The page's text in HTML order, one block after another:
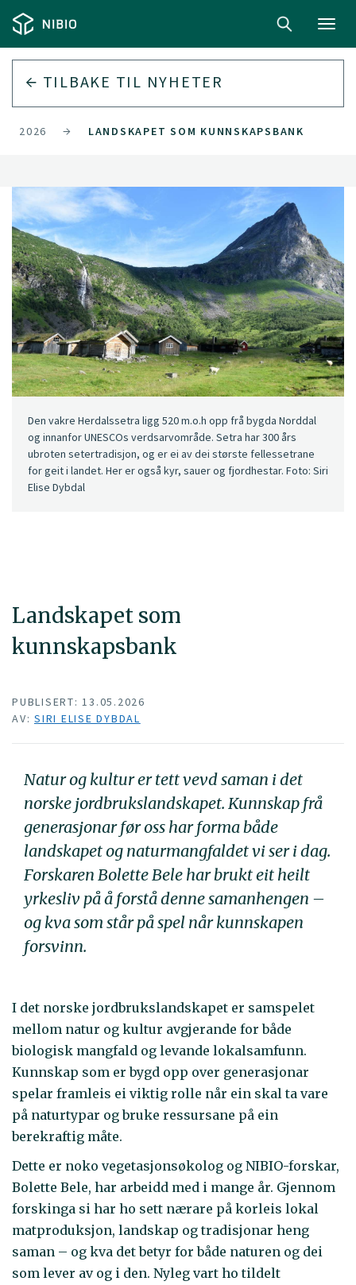
TILBAKE TIL NYHETER
2026 LANDSKAPET SOM KUNNSKAPSBANK
Landskapet som
kunnskapsbank
Den vakre Herdalssetra ligg 520 m.o.h opp frå bygda Norddal
og innanfor UNESCOs verdsarvområde. Setra har 300 års
ubroten setertradisjon, og er ei av dei største fellessetrane
for geit i landet. Her er også kyr, sauer og fjordhestar. Foto: Siri
Elise Dybdal
PUBLISERT: 13.05.2026
AV: SIRI ELISE DYBDAL
Natur og kultur er tett vevd saman i det
norske jordbrukslandskapet. Kunnskap frå
generasjonar før oss har forma både
landskapet og naturmangfaldet vi ser i dag.
Forskaren Bolette Bele har brukt eit heilt
yrkesliv på å forstå denne samanhengen –
og kva som står på spel når kunnskapen
forsvinn.
I det norske jordbrukslandskapet er samspelet
mellom natur og kultur avgjerande for både
biologisk mangfald og levande lokalsamfunn.
Kunnskap som er bygd opp over generasjonar
spelar framleis ei viktig rolle når ein skal ta vare
på naturtypar og bruke ressursane på ein
berekraftig måte.
Dette er noko vegetasjonsøkolog og NIBIO-forskar,
Bolette Bele, har arbeidd med i mange år. Gjennom
forskinga si har ho sett nærare på korleis lokal
matproduksjon, landskap og tradisjonar heng
saman – og kva det betyr for både naturen og dei
som lever av og i den. Nyleg vart ho tildelt